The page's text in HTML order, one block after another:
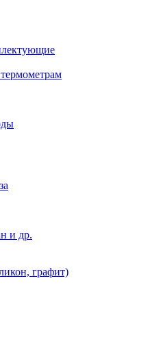
и др.
графит)